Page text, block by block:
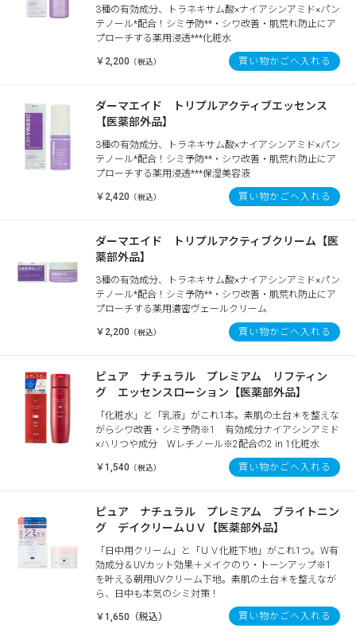
3種の有効成分、トラネキサム酸×ナイアシンアミド×パン
テノール*配合！シミ予防**・シワ改善・肌荒れ防止にア
プローチする薬用浸透***化粧水
￥2,200 （税込） 買い物かごへ入れる
ダーマエイド トリプルアクティブエッセンス
【医薬部外品】
3種の有効成分、トラネキサム酸×ナイアシンアミド×パン
テノール*配合！シミ予防**・シワ改善・肌荒れ防止にア
プローチする薬用浸透***保湿美容液
￥2,420 （税込） 買い物かごへ入れる
ダーマエイド トリプルアクティブクリーム【医
薬部外品】
3種の有効成分、トラネキサム酸×ナイアシンアミド×パン
テノール*配合！シミ予防**・シワ改善・肌荒れ防止にア
プローチする薬用濃密ヴェールクリーム
￥2,200 （税込） 買い物かごへ入れる
ピュア ナチュラル プレミアム リフティン
グ エッセンスローション【医薬部外品】
「化粧水」と「乳液」がこれ1本。素肌の土台＊を整えな
がらシワ改善・シミ予防※1 有効成分ナイアシンアミド
×ハリつや成分 Wレチノール※2配合の2 in 1化粧水
￥1,540 （税込） 買い物かごへ入れる
ピュア ナチュラル プレミアム ブライトニン
グ デイクリームＵＶ【医薬部外品】
「日中用クリーム」と「ＵＶ化粧下地」がこれ1つ。W有
効成分＆UVカット効果＋メイクのり・トーンアップ※1
を叶える朝用UVクリーム下地。素肌の土台＊を整えなが
ら、日中も本気のシミ対策！
￥1,650（税込） 買い物かごへ入れる